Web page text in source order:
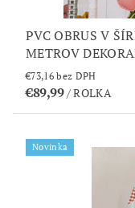
PVC OBRUS V
METROV
€73,16 bez DPH
€89,99/ ROLKA
Novinka